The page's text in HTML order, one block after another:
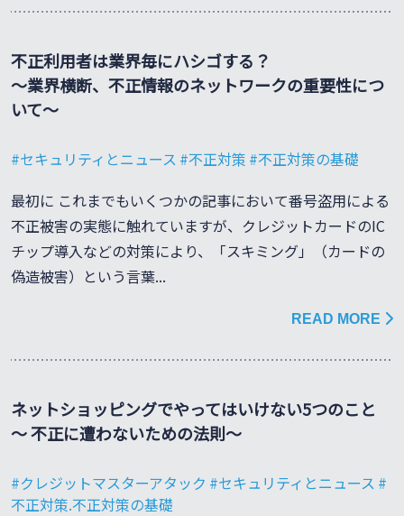
不正利用者は業界毎にハシゴする？
～業界横断、不正情報のネットワークの重要性につ
いて～
セキュリティとニュース 不正対策
不正対策の基礎
最初に これまでもいくつかの記事において番号盗用による
不正被害の実態に触れていますが、クレジットカードのIC
チップ導入などの対策により、「スキミング」（カードの
偽造被害）という言葉...
READ MORE
ネットショッピングでやってはいけない5つのこと
～ 不正に遭わないための法則～
クレジットマスターアタック
セキュリティとニュース
不正対策.不正対策の基礎